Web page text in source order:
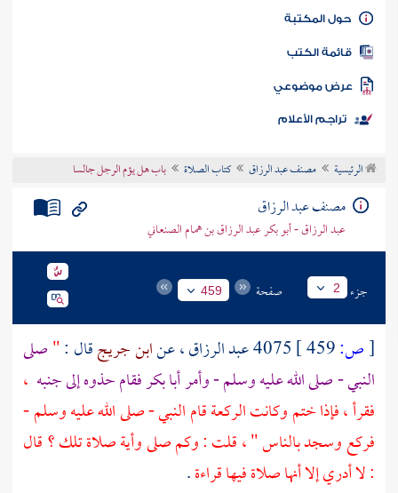
كتاب الأمة
المكتبة
الكتب
موضوعي
تراجم الأعلام
الرئيسية مصنف عبد الرزاق كتاب الصلاة باب هل يؤم الرجل جالسا
مصنف عبد الرزاق
عبد الرزاق - أبو بكر عبد الرزاق بن همام الصنعاني
جزء 2 صفحة 459
[ص: 4075عبد الرزاق، عنابن جريجقال :"صلى
النبي - صلى الله عليه وسلم - وأمرأبا بكرفقام حذوه إلى جنبه ،
فقرأ ، فإذا ختم وكانت الركعة قام النبي - صلى الله عليه وسلم -
فركع وسجد بالناس " ، قلت : وكم صلى وأية صلاة تلك ؟ قال
: لا أدري إلا أنها صلاة فيها قراءة.